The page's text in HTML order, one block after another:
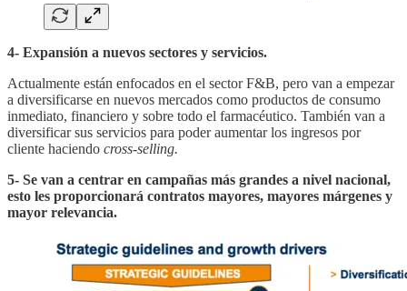
4- Expansión a nuevos sectores y servicios.
Actualmente están enfocados en el sector F&B, pero van a empezar
a diversificarse en nuevos mercados como productos de consumo
inmediato, financiero y sobre todo el farmacéutico. También van a
diversificar sus servicios para poder aumentar los ingresos por
cliente haciendo cross-selling.
5- Se van a centrar en campañas más grandes a nivel nacional,
esto les proporcionará contratos mayores, mayores márgenes y
mayor relevancia.